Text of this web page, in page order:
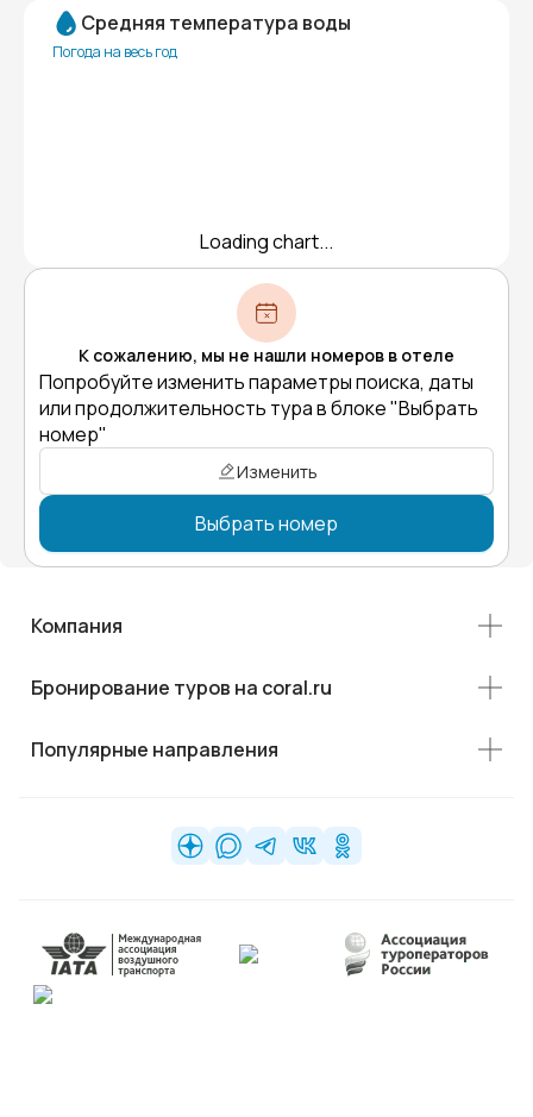
Средняя температура воды
Погода на весь год
Loading chart...
К сожалению, мы не нашли номеров в отеле
Попробуйте изменить параметры поиска, даты
или продолжительность тура в блоке "Выбрать
номер"
Изменить
Выбрать номер
Компания
Бронирование туров на coral.ru
Популярные направления